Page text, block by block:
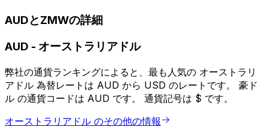
AUDとZMWの詳細
AUD - オーストラリアドル
弊社の通貨ランキングによると、最も人気の オーストラリ
アドル 為替レートは AUD から USD のレートです。 豪ド
ル の通貨コードは AUD です。 通貨記号は $ です。
オーストラリアドル のその他の情報